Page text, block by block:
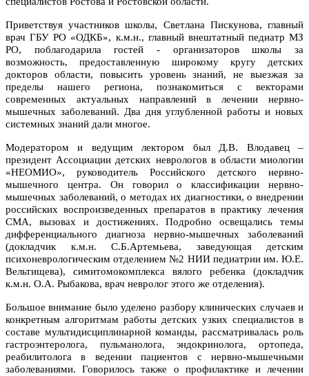
Приветствуя участников школы, Светлана Пискунова, главный
врач ГБУ РО «ОДКБ», к.м.н., главный внештатный педиатр МЗ
РО, поблагодарила гостей - организаторов школы за
возможность, предоставленную широкому кругу детских
докторов области, повысить уровень знаний, не выезжая за
пределы нашего региона, познакомиться с векторами
современных актуальных направлений в лечении нервно-
мышечных заболеваний. Два дня углубленной работы и новых
системных знаний дали многое.
Модератором и ведущим лектором был Д.В. Влодавец –
президент Ассоциации детских неврологов в области миологии
«НЕОМИО», руководитель Российского детского нервно-
мышечного центра. Он говорил о классификации нервно-
мышечных заболеваний, о методах их диагностики, о внедрении
российских воспроизведенных препаратов в практику лечения
СМА, вызовах и достижениях. Подробно освещались темы
дифференциального диагноза нервно-мышечных заболеваний
(докладчик к.м.н. С.Б.Артемьева, заведующая детским
психоневрологическим отделением №2 НИИ педиатрии им. Ю.Е.
Вельтищева), симитомокомплекса вялого ребенка (докладчик
к.м.н. О.А. Рыбакова, врач невролог этого же отделения).
Большое внимание было уделено разбору клинических случаев и
конкретным алгоритмам работы детских узких специалистов в
составе мультидисциплинарной команды, рассматривалась роль
гастроэнтеролога, пульманолога, эндокринолога, ортопеда,
реабилитолога в ведении пациентов с нервно-мышечными
заболеваниями. Говорилось также о профилактике и лечении